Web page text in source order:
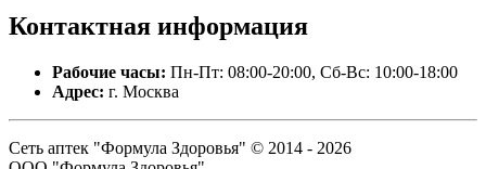
Контактная информация
Рабочие часы: Пн-Пт: 08:00-20:00, Сб-Вс: 10:00-18:00
Адрес: г. Москва
Сеть аптек "Формула Здоровья" © 2014 - 2026